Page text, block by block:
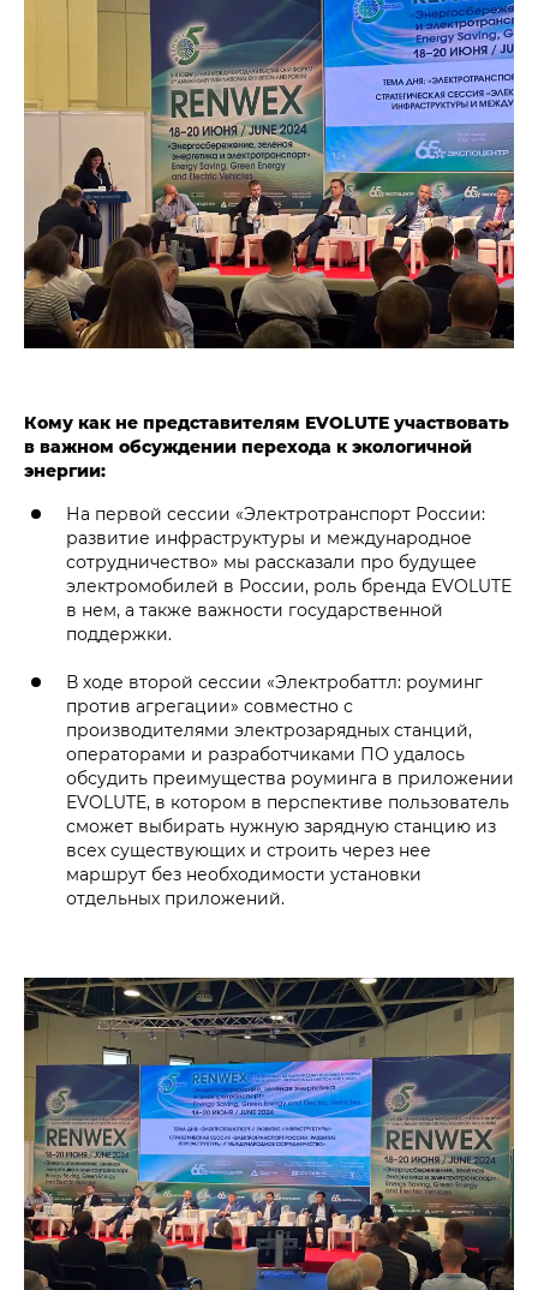
Кому как не представителям EVOLUTE участвовать
в важном обсуждении перехода к экологичной
энергии:
На первой сессии «Электротранспорт России:
развитие инфраструктуры и международное
сотрудничество» мы рассказали про будущее
электромобилей в России, роль бренда EVOLUTE
в нем, а также важности государственной
поддержки.
В ходе второй сессии «Электробаттл: роуминг
против агрегации» совместно с
производителями электрозарядных станций,
операторами и разработчиками ПО удалось
обсудить преимущества роуминга в приложении
EVOLUTE, в котором в перспективе пользователь
сможет выбирать нужную зарядную станцию из
всех существующих и строить через нее
маршрут без необходимости установки
отдельных приложений.